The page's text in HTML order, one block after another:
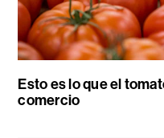
Esto es lo que el
comercio